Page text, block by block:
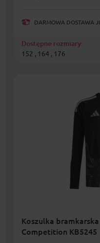
DARMOWA DOSTAWA
Dostępne rozmiary:
152 , 164 , 176
Koszulka
Competition KB5245